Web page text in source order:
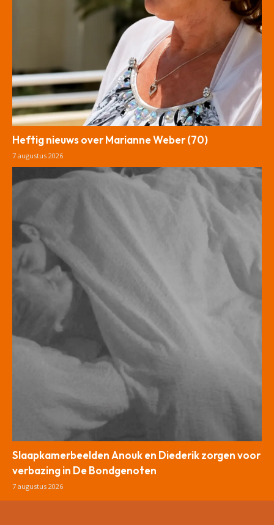
Heftig nieuws over Marianne Weber (70)
7 augustus 2026
Slaapkamerbeelden Anouk en Diederik zorgen voor
verbazing in De Bondgenoten
7 augustus 2026